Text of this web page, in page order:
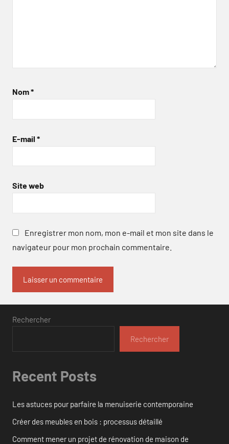
Nom*
E-mail *
Site web
Enregistrer mon nom, mon e-mail et mon site dans le
navigateur pour mon prochain commentaire.
Rechercher
Rechercher
Recent Posts
Les astuces pour parfaire la menuiserie contemporaine
Créer des meubles en bois : processus détaillé
Comment mener un projet de rénovation de maison de